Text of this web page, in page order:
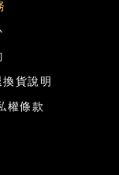
貨說明
權條款